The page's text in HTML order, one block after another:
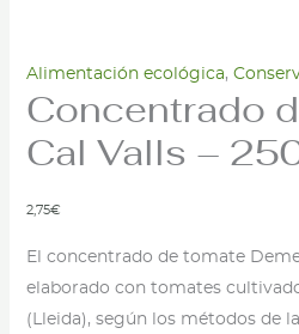
Alimentación ecológica,
Concentrado
Cal Valls –
2,75€
El concentrado de tomate
elaborado con tomates
(Lleida), según los métodos de